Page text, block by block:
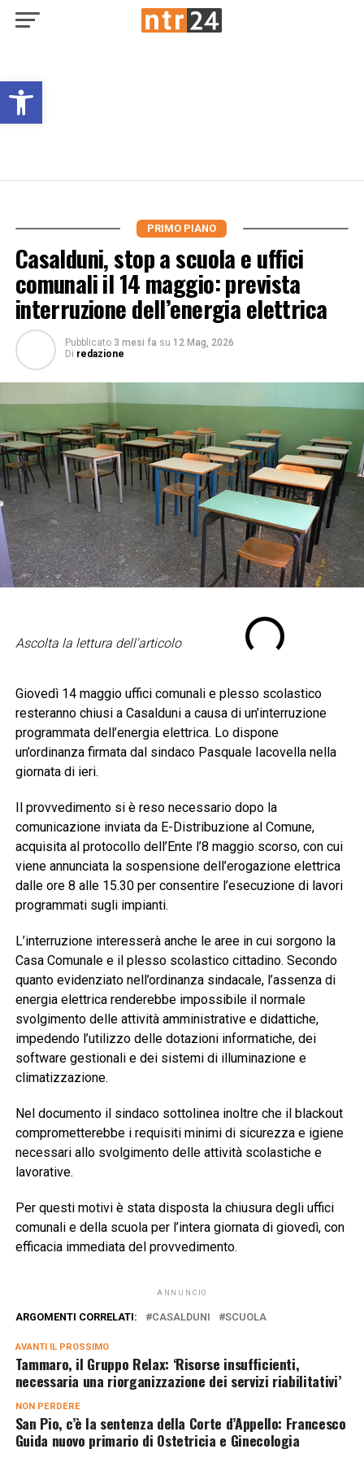
Open toolbar
PRIMO PIANO
Casalduni, stop a scuola e uffici
comunali il 14 maggio: prevista
interruzione dell’energia elettrica
Pubblicato 3 mesi fa su 12 Mag, 2026
Di redazione
Ascolta la lettura dell'articolo
Giovedì 14 maggio uffici comunali e plesso scolastico
resteranno chiusi a Casalduni a causa di un’interruzione
programmata dell’energia elettrica. Lo dispone
un’ordinanza firmata dal sindaco Pasquale Iacovella nella
giornata di ieri.
Il provvedimento si è reso necessario dopo la
comunicazione inviata da E-Distribuzione al Comune,
acquisita al protocollo dell’Ente l’8 maggio scorso, con cui
viene annunciata la sospensione dell’erogazione elettrica
dalle ore 8 alle 15.30 per consentire l’esecuzione di lavori
programmati sugli impianti.
L’interruzione interesserà anche le aree in cui sorgono la
Casa Comunale e il plesso scolastico cittadino. Secondo
quanto evidenziato nell’ordinanza sindacale, l’assenza di
energia elettrica renderebbe impossibile il normale
svolgimento delle attività amministrative e didattiche,
impedendo l’utilizzo delle dotazioni informatiche, dei
software gestionali e dei sistemi di illuminazione e
climatizzazione.
Nel documento il sindaco sottolinea inoltre che il blackout
comprometterebbe i requisiti minimi di sicurezza e igiene
necessari allo svolgimento delle attività scolastiche e
lavorative.
Per questi motivi è stata disposta la chiusura degli uffici
comunali e della scuola per l’intera giornata di giovedì, con
efficacia immediata del provvedimento.
ANNUNCIO
ARGOMENTI CORRELATI: CASALDUNI SCUOLA
AVANTI IL ​​PROSSIMO
Tammaro, il Gruppo Relax: ‘Risorse insufficienti,
necessaria una riorganizzazione dei servizi riabilitativi’
NON PERDERE
San Pio, c’è la sentenza della Corte d’Appello: Francesco
Guida nuovo primario di Ostetricia e Ginecologia